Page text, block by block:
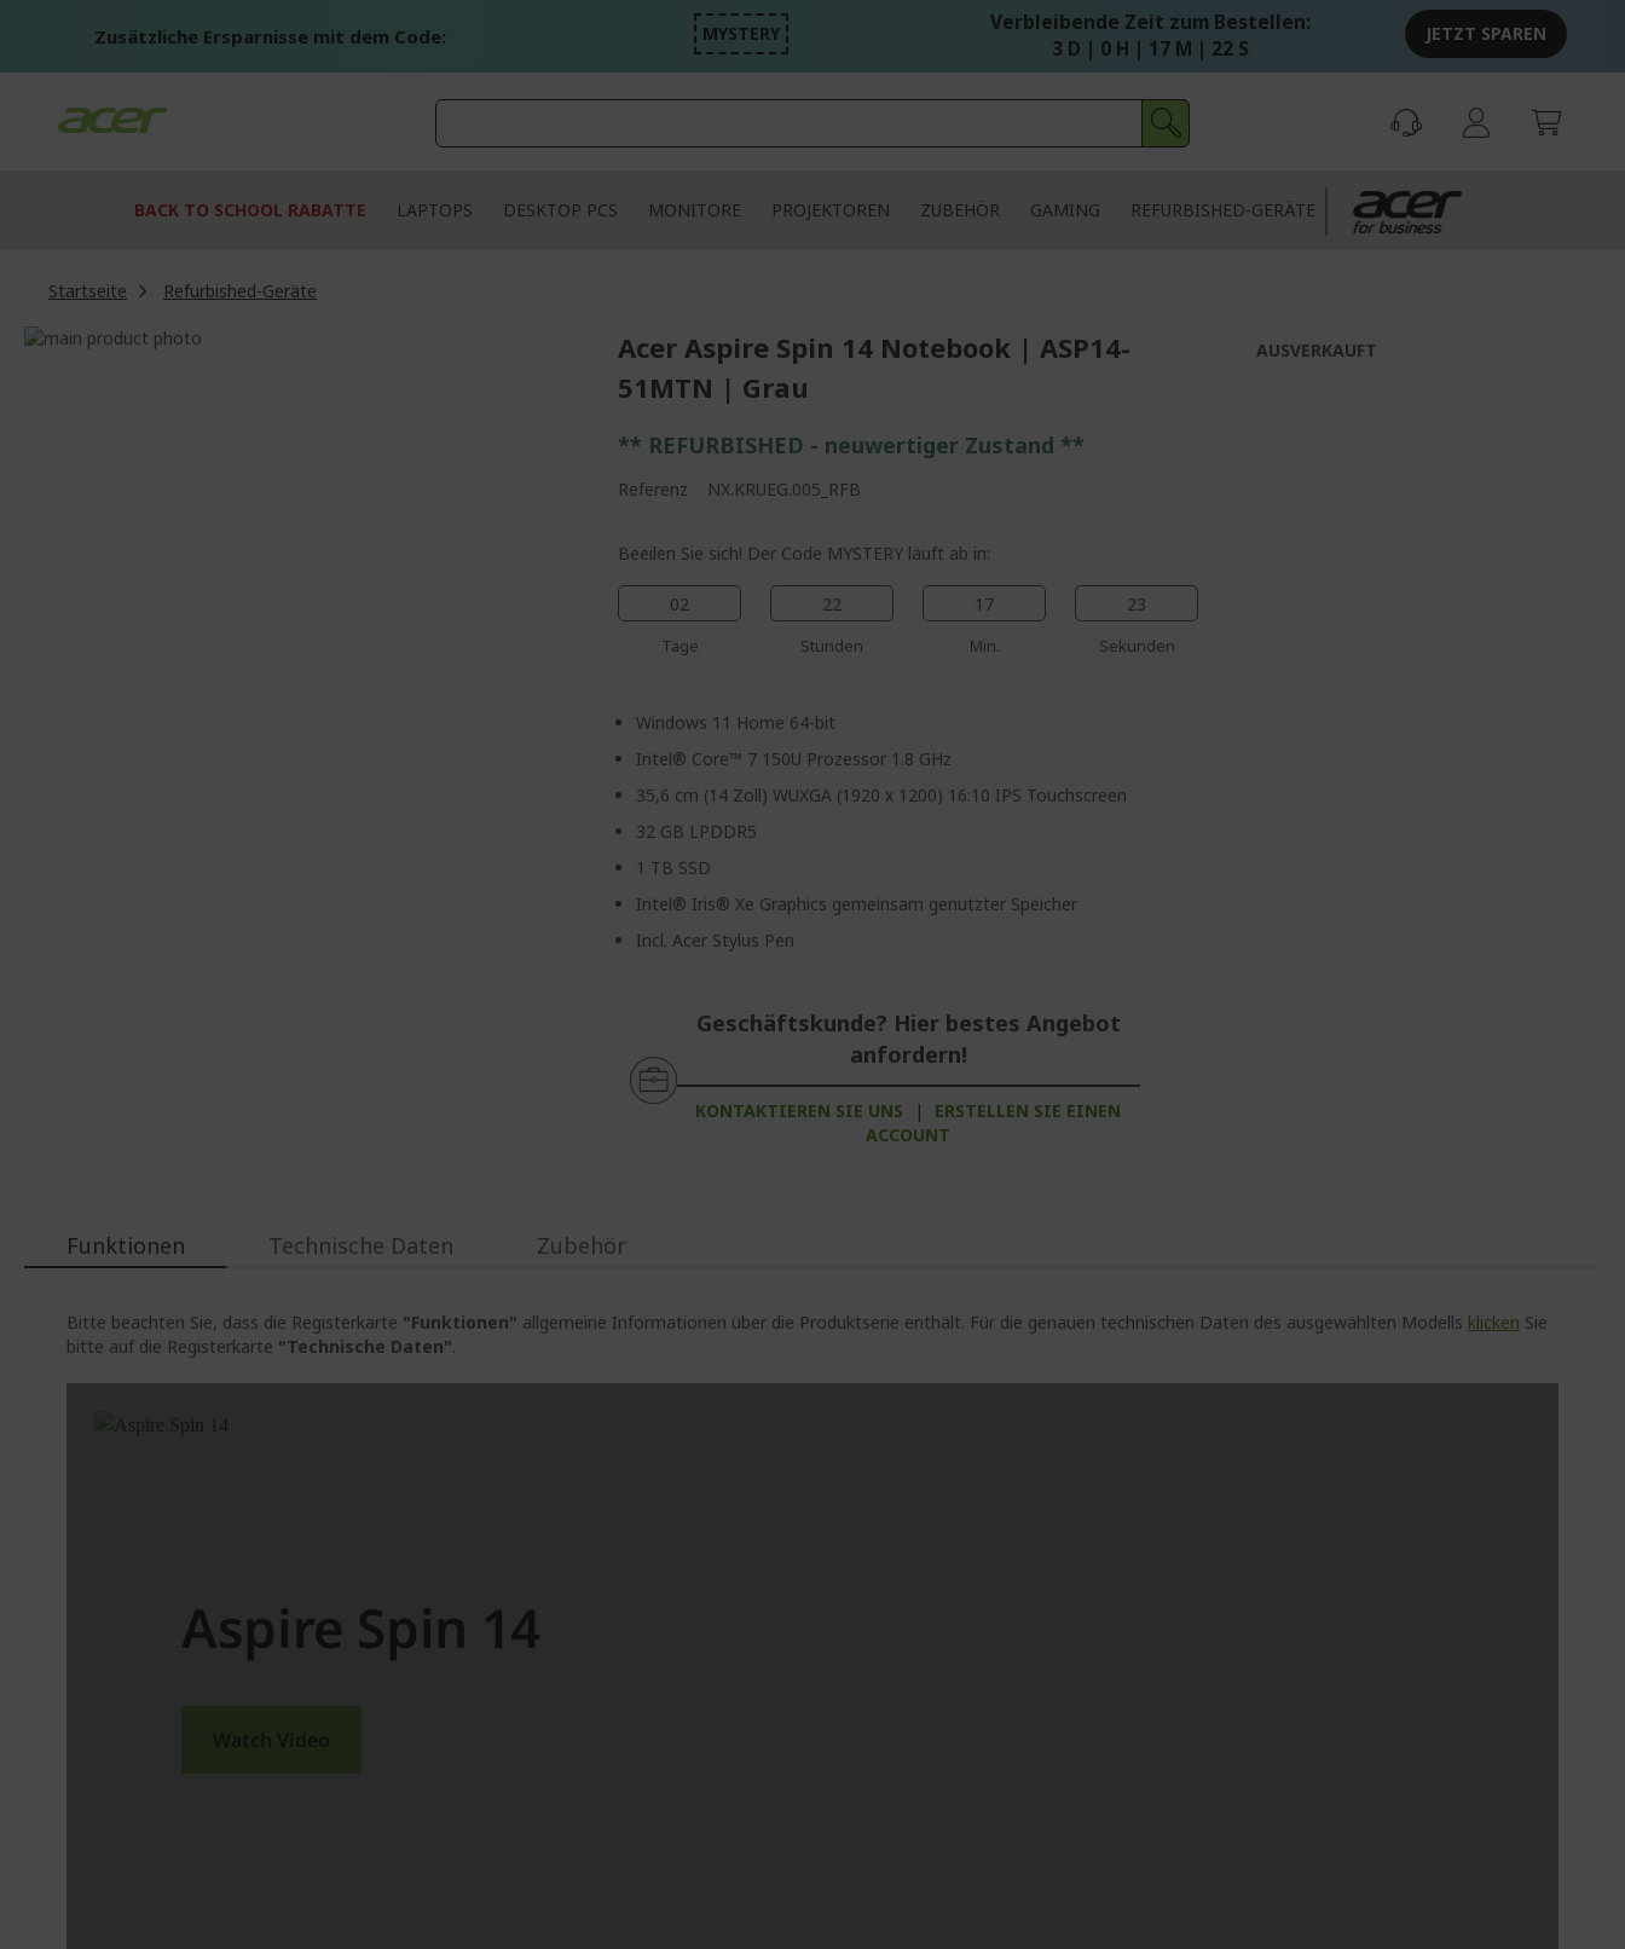
Zusätzliche Ersparnisse mit dem Code: MYSTERY
Verbleibende Zeit zum Bestellen:
3 D | 0 H | 17 M | 21 S
JETZT SPAREN
BACK TO SCHOOL RABATTE LAPTOPS DESKTOP PCS MONITORE PROJEKTOREN ZUBEHÖR GAMING REFURBISHED-GERÄTE
Startseite
Refurbished-Geräte
Zum
Acer Aspire Spin 14 Notebook | ASP14-
51MTN | Grau
** REFURBISHED - neuwertiger Zustand **
Referenz NX.KRUEG.005_RFB
Beeilen Sie sich! Der Code MYSTERY läuft ab in:
02
Tage
22
Stunden
17
Min.
22
Sekunden
Windows 11 Home 64-bit
Intel® Core™ 7 150U Prozessor 1.8 GHz
35,6 cm (14 Zoll) WUXGA (1920 x 1200) 16:10 IPS Touchscreen
32 GB LPDDR5
1 TB SSD
Intel® Iris® Xe Graphics gemeinsam genutzter Speicher
Incl. Acer Stylus Pen
Geschäftskunde? Hier bestes Angebot
anfordern!
KONTAKTIEREN SIE UNS |
ERSTELLEN SIE EINEN
ACCOUNT
AUSVERKAUFT
Funktionen
Bitte beachten Sie, dass die Registerkarte "Funktionen" allgemeine Informationen über die Produktserie enthält. Für die genauen technischen Daten des ausgewählten Modells klicken Sie
bitte auf die Registerkarte "Technische Daten".
Technische Daten Zubehör